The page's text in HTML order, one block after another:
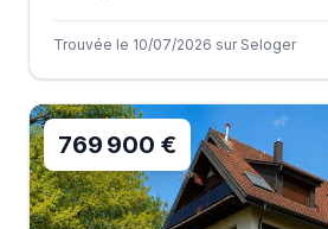
Trouvée le 10/07/2026 sur Seloger
769 900 €